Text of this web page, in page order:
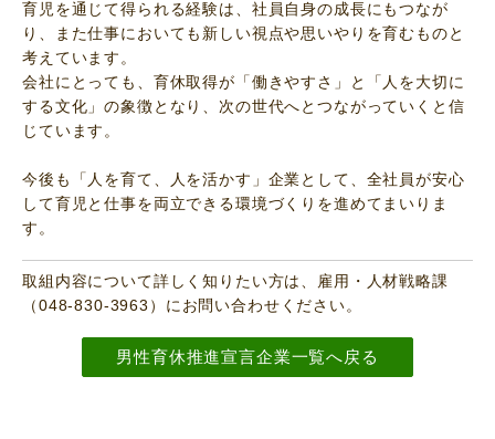
育児を通じて得られる経験は、社員自身の成長にもつなが
り、また仕事においても新しい視点や思いやりを育むものと
考えています。
会社にとっても、育休取得が「働きやすさ」と「人を大切に
する文化」の象徴となり、次の世代へとつながっていくと信
じています。
今後も「人を育て、人を活かす」企業として、全社員が安心
して育児と仕事を両立できる環境づくりを進めてまいりま
す。
取組内容について詳しく知りたい方は、雇用・人材戦略課
（048-830-3963）にお問い合わせください。
男性育休推進宣言企業一覧へ戻る